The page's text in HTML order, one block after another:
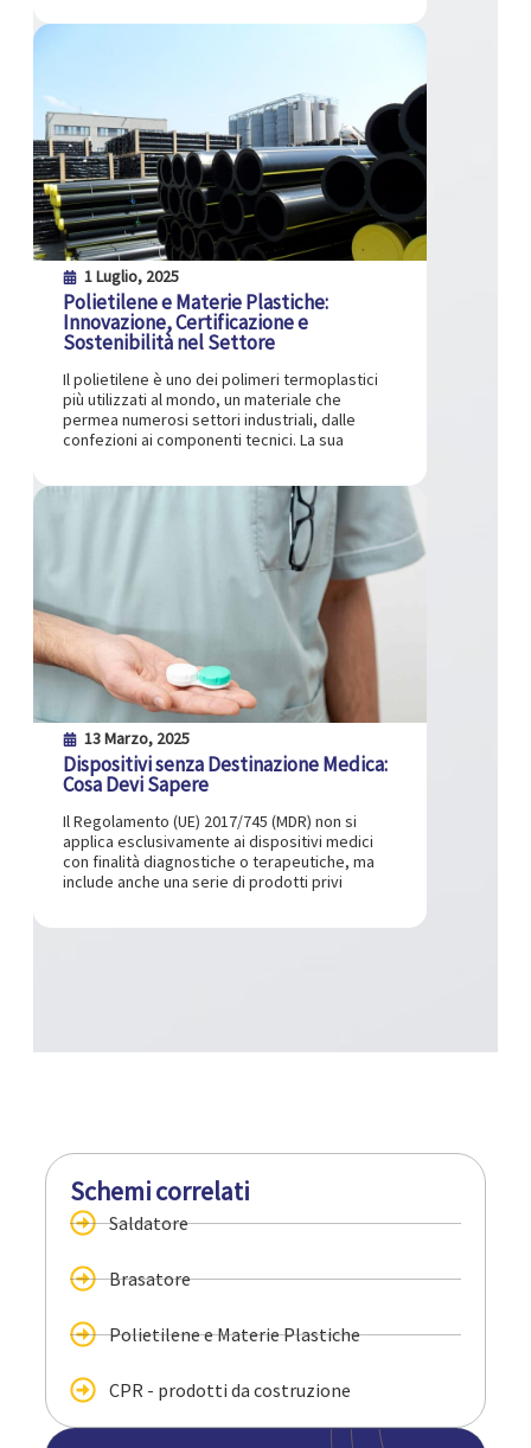
Schemi correlati
Saldatore
Brasatore
Polietilene e Materie Plastiche
CPR - prodotti da costruzione
1 Luglio, 2025
Polietilene e Materie Plastiche:
Innovazione, Certificazione e
Sostenibilità nel Settore
Il polietilene è uno dei polimeri termoplastici
più utilizzati al mondo, un materiale che
permea numerosi settori industriali, dalle
confezioni ai componenti tecnici. La sua
13 Marzo, 2025
Dispositivi senza Destinazione Medica:
Cosa Devi Sapere
Il Regolamento (UE) 2017/745 (MDR) non si
applica esclusivamente ai dispositivi medici
con finalità diagnostiche o terapeutiche, ma
include anche una serie di prodotti privi